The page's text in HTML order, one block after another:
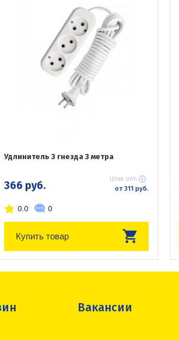
Удлинитель 3 гнезда 3 метра
366 руб. Цена опт:
от 311 руб.
0.0 0
Купить товар
Вакансии